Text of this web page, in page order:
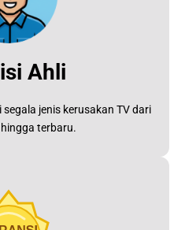
Ahli
jenis kerusakan TV dari
terbaru.